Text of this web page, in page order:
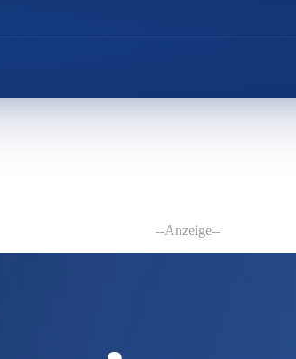
--Anzeige--